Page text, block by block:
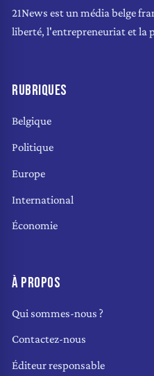
21News est un média belge
liberté, l'entrepreneuriat et la
RUBRIQUES
Belgique
Politique
Europe
International
Économie
À PROPOS
Qui sommes-nous ?
Contactez-nous
Éditeur responsable